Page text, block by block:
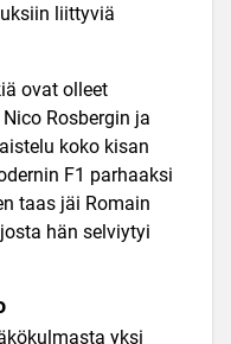
liittyviä
ovat olleet
Rosbergin ja
koko kisan
F1 parhaaksi
taas jäi Romain
hän selviytyi
yksi